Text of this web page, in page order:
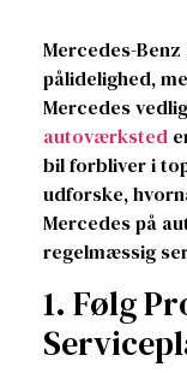
Mercedes-
pålidelighed,
Mercedes
autoværksted
bil forbliver i
udforske,
Mercedes på
regelmæssig
1. Følg